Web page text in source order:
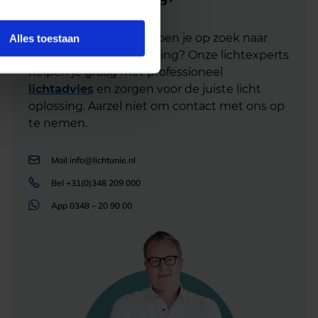
Alles toestaan
Heb je advies nodig of ben je op zoek naar
een alternatieve oplossing? Onze lichtexperts
helpen je graag met professioneel
lichtadvies en zorgen voor de juiste licht
oplossing. Aarzel niet om contact met ons op
te nemen.
Mail info@lichtunie.nl
Bel +31(0)348 209 000
App 0348 – 20 90 00